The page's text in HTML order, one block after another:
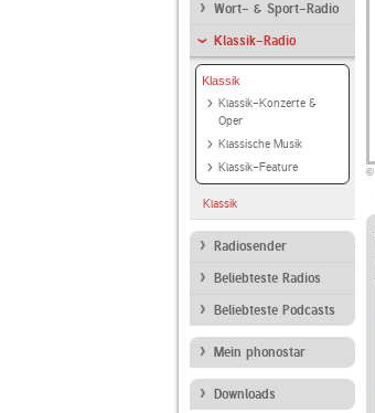
Wort- & Sport-Radio
Klassik-Radio
Klassik
Klassik-Konzerte &
Oper
Klassische Musik
Klassik-Feature
Klassik
Radiosender
Beliebteste Radios
Beliebteste Podcasts
Mein phonostar
Downloads
©